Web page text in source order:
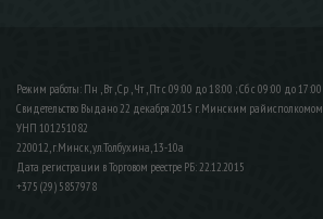
Режим работы: Пн , Вт , Ср , Чт , Пт c 09:00 до 18:00 ; Сб c 09:00 до 17:00
Свидетельство Выдано 22 декабря 2015 г. Минским райисполкомом
УНП 101251082
220012, г.Минск, ул.Толбухина, 13-10а
Дата регистрации в Торговом реестре РБ: 22.12.2015
+375 (29) 5857978